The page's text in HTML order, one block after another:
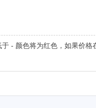
- 颜色将为红色，如果价格